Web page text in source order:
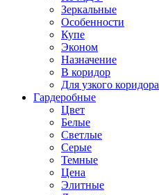
Зеркальные
Особенности
Купе
Эконом
Назначение
В коридор
Для узкого коридора
Гардеробные
Цвет
Белые
Светлые
Серые
Темные
Цена
Элитные